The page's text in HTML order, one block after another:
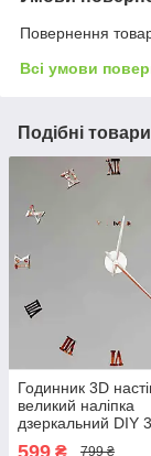
Повернення
Всі умови
Подібні
Годинник 3D
великий наліпка
дзеркальний DIY
( 100 см)
599 ₴ 799 ₴